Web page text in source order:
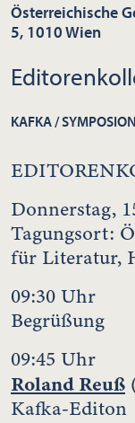
Österreichische
5, 1010 Wien
KAFKA / SYMPOSION
Donnerstag,
Tagungsort:
für Literatur,
09:30 Uhr
Begrüßung
09:45 Uhr
Roland Reuß
Kafka-Editon